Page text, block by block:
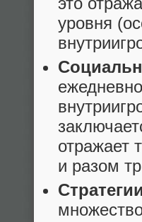
уровня
отражает
и разом